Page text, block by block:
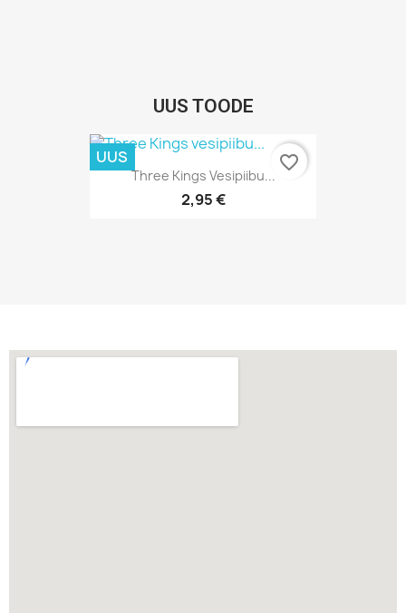
UUS TOODE
Kiirvaade
Three Kings Vesipiibu...
2,95 €
UUS favorite_border